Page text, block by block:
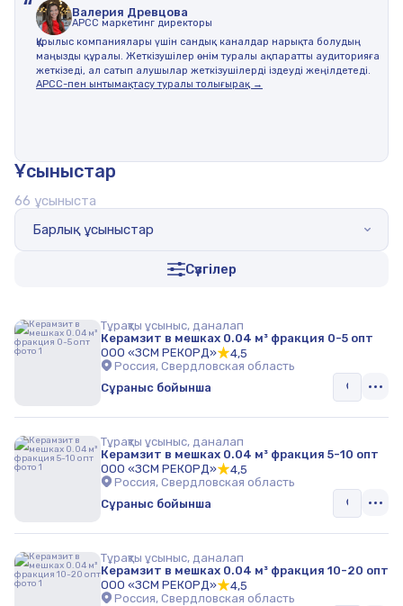
“ Валерия Древцова
АPCC маркетинг директоры
Құрылыс компаниялары үшін сандық каналдар нарықта болудың
маңызды құралы. Жеткізушілер өнім туралы ақпаратты аудиторияға
жеткізеді, ал сатып алушылар жеткізушілерді іздеуді жеңілдетеді.
АРСС-пен ынтымақтасу туралы толығырақ →
Ұсыныстар
Барлық ұсыныстар
Сүзгілер
66 ұсыныста
Тұрақты ұсыныс, даналап
Керамзит в мешках 0.04 м³ фракция 0-5 опт
ООО «ЗСМ РЕКОРД»
4,5
Россия, Свердловская область
Сұраныс бойынша
Тұрақты ұсыныс, даналап
Керамзит в мешках 0.04 м³ фракция 5-10 опт
ООО «ЗСМ РЕКОРД»
4,5
Россия, Свердловская область
Сұраныс бойынша
Тұрақты ұсыныс, даналап
Керамзит в мешках 0.04 м³ фракция 10-20 опт
ООО «ЗСМ РЕКОРД»
4,5
Россия, Свердловская область